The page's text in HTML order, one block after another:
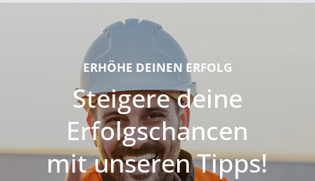
ERHÖHE DEINEN ERFOLG
Steigere deine
Erfolgschancen
mit unseren Tipps!